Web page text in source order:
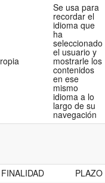
Se usa para
recordar el
idioma que
ha
seleccionado
el usuario y
mostrarle los
contenidos
en ese
mismo
idioma a lo
largo de su
navegación
FINALIDAD PLAZO